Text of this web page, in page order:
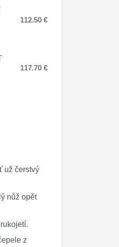
112.50 €
117.70 €
už čerstvý
nůž opět
z